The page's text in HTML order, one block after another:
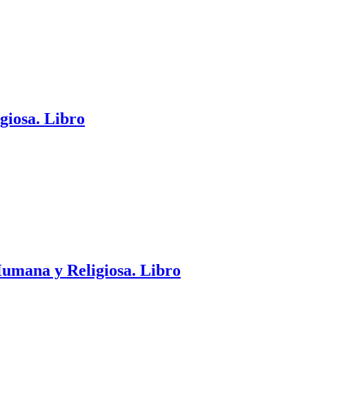
Libro
y Religiosa. Libro